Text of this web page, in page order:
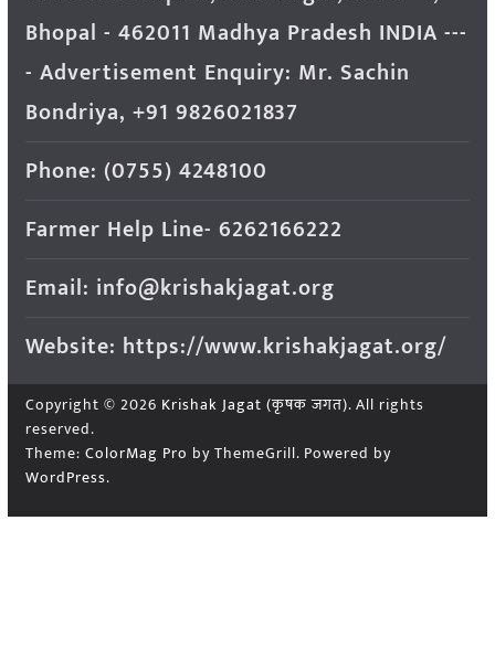
Bhopal - 462011 Madhya Pradesh INDIA ---
- Advertisement Enquiry: Mr. Sachin
Bondriya, +91 9826021837
Phone: (0755) 4248100
Farmer Help Line- 6262166222
Email: info@krishakjagat.org
Website: https://www.krishakjagat.org/
Copyright © 2026 Krishak Jagat (कृषक जगत). All rights
reserved.
Theme: ColorMag Pro by ThemeGrill. Powered by
WordPress.